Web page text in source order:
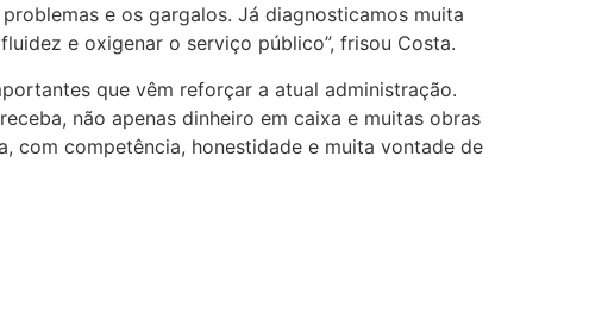
e os gargalos. Já diagnosticamos muita
e oxigenar o serviço público”, frisou Costa.
que vêm reforçar a atual administração.
não apenas dinheiro em caixa e muitas obras
com competência, honestidade e muita vontade de